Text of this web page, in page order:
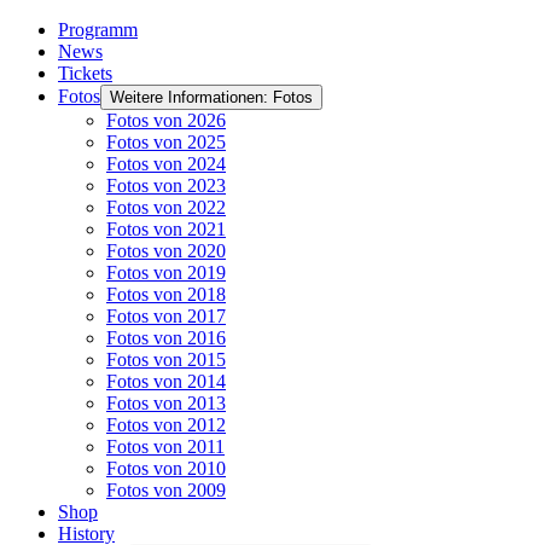
Programm
News
Tickets
Fotos Weitere Informationen: Fotos
Fotos von 2026
Fotos von 2025
Fotos von 2024
Fotos von 2023
Fotos von 2022
Fotos von 2021
Fotos von 2020
Fotos von 2019
Fotos von 2018
Fotos von 2017
Fotos von 2016
Fotos von 2015
Fotos von 2014
Fotos von 2013
Fotos von 2012
Fotos von 2011
Fotos von 2010
Fotos von 2009
Shop
History